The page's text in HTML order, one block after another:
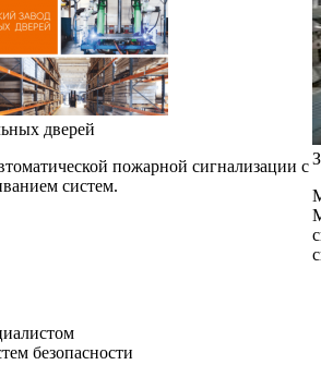
дверей
пожарной сигнализации с
систем.
безопасности